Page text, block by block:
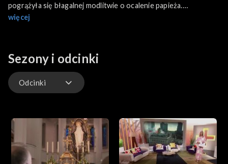
pogrążyła się błagalnej modlitwie o ocalenie papieża.
Czterdzieści lat temu zamachowiec Ali Agca, strzelał do Ojca
więcej
Sezony i odcinki
Odcinki